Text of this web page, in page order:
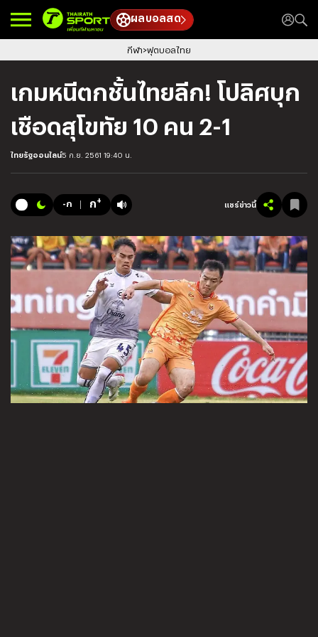
ผลบอลสด
กีฬา ฟุตบอลไทย
เกมหนีตกชั้นไทยลีก! โปลิศบุก
เชือดสุโขทัย 10 คน 2-1
ไทยรัฐออนไลน์5 ก.ย. 2561 19:40 น.
-ก ก+ แชร์ข่าวนี้